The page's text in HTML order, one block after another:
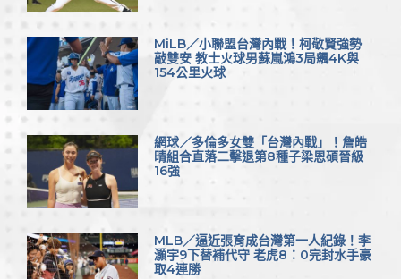
MiLB／小聯盟台灣內戰！柯敬賢強勢
敲雙安 教士火球男蘇嵐鴻3局飆4K與
154公里火球
網球／多倫多女雙「台灣內戰」！詹皓
晴組合直落二擊退第8種子梁恩碩晉級
16強
MLB／逼近張育成台灣第一人紀錄！李
灝宇9下替補代守 老虎8：0完封水手豪
取4連勝